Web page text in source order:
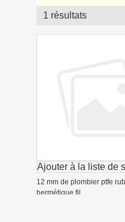
1 résultats
Ajouter à la liste de
12 mm de plombier ptfe
hermétique fil